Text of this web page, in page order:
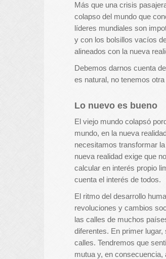
Más que una crisis
colapso del mundo que
líderes mundiales son
y con los bolsillos vacíos
alineados con la nueva
Debemos darnos cuenta
es natural, no tenemos
Lo nuevo es bueno
El viejo mundo colapsó
mundo, en la nueva
necesitamos transformar
nueva realidad exige que
calcular en interés propio
cuenta el interés de todos.
El ritmo del desarrollo
revoluciones y cambios
las calles de muchos
diferentes. En primer
calles. Tendremos que
mutua y, en